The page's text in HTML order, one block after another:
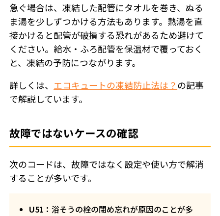
急ぐ場合は、凍結した配管にタオルを巻き、ぬる
ま湯を少しずつかける方法もあります。熱湯を直
接かけると配管が破損する恐れがあるため避けて
ください。給水・ふろ配管を保温材で覆っておく
と、凍結の予防につながります。
詳しくは、 エコキュートの凍結防止法は？の記事
で解説しています。
故障ではないケースの確認
次のコードは、故障ではなく設定や使い方で解消
することが多いです。
U51：浴そうの栓の閉め忘れが原因のことが多